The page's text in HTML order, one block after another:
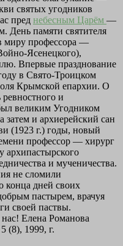
святых угодников
пред небесным Царём —
День памяти святителя
миру профессора —
Ясенецкого),
Впервые празднование
в Свято-Троицком
Крымской епархии. О
и
великим Угодником
и архиерейский сан
(1923 г.) годы, новый
профессор — хирург
архипастырского
и мученичества.
не сломили
конца дней своих
пастырем, врачуя
своей паствы.
Елена Романова
(8), 1999, г.